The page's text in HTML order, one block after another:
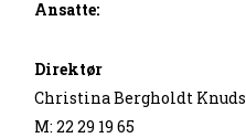
Ansatte:
Direktør
Christina Bergholdt
M: 22 29 19 65